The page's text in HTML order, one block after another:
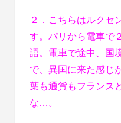
２．こちらはルクセ
す。パリから電車で
語。電車で途中、国
で、異国に来た感じ
葉も通貨もフランス
な…。